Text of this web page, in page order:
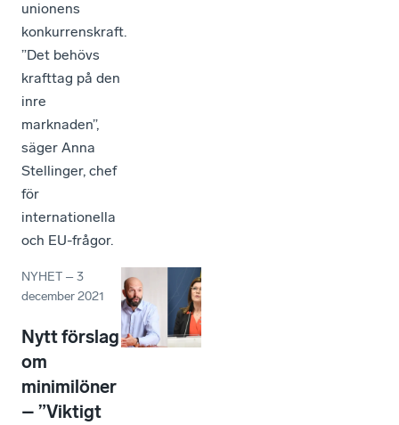
unionens
konkurrenskraft.
”Det behövs
krafttag på den
inre
marknaden”,
säger Anna
Stellinger, chef
för
internationella
och EU-frågor.
NYHET –3
december 2021
Nytt förslag
om
minimilöner
– ”Viktigt